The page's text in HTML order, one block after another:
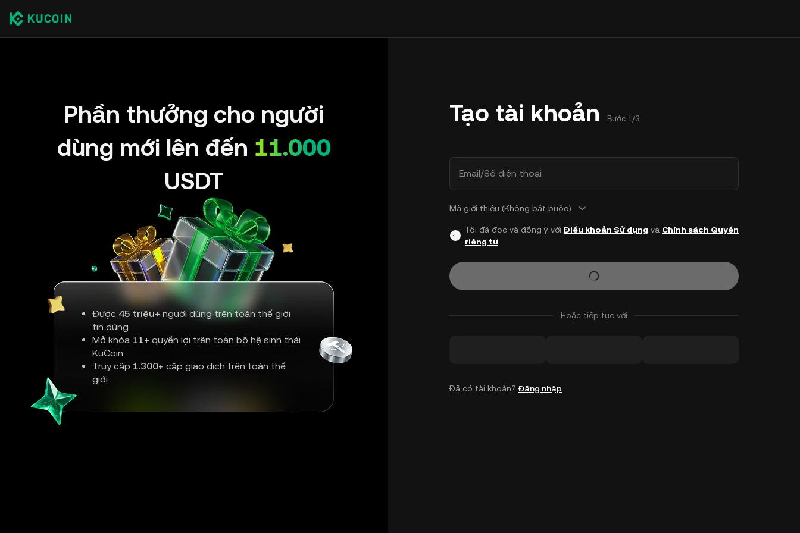
Phần thưởng cho người
dùng mới lên đến 11.000
USDT
Được 45 triệu+ người dùng trên toàn thế giới
tin dùng
Mở khóa 11+ quyền lợi trên toàn bộ hệ sinh thái
KuCoin
Truy cập 1.300+ cặp giao dịch trên toàn thế
giới
Tạo tài khoản Bước 1/3
Email/Số điện thoại
Mã giới thiêu (Không bắt buộc)
Tôi đã đọc và đồng ý với Điều khoản Sử dụng và Chính sách Quyền
riêng tư.
Hoặc tiếp tục với
Đã có tài khoản? Đăng nhập